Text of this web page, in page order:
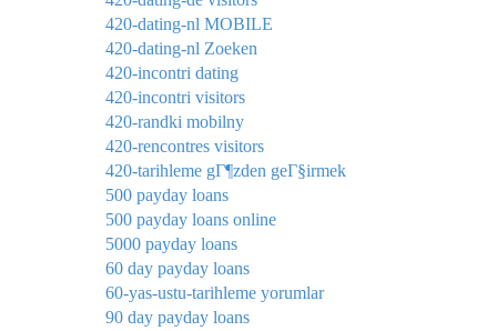
420-dating-nl MOBILE
420-dating-nl Zoeken
420-incontri dating
420-incontri visitors
420-randki mobilny
420-rencontres visitors
420-tarihleme gГ¶zden geГ§irmek
500 payday loans
500 payday loans online
5000 payday loans
60 day payday loans
60-yas-ustu-tarihleme yorumlar
90 day payday loans